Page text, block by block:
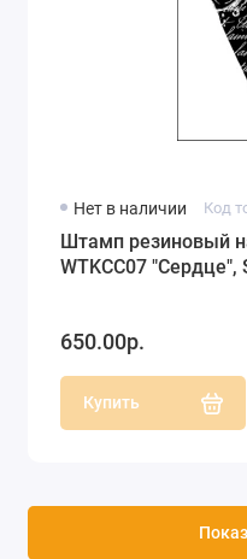
Нет в наличии Код
Штамп резиновый
WTKCC07
650.00р.
Купить